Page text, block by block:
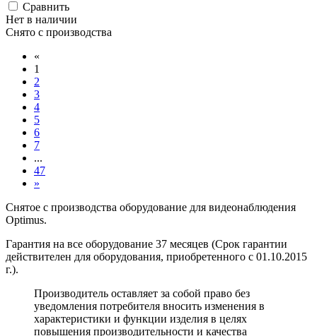
Cравнить
Нет в наличии
Снято с производства
«
1
2
3
4
5
6
7
...
47
»
Снятое с производства оборудование для видеонаблюдения
Optimus.
Гарантия на все оборудование 37 месяцев (Cрок гарантии
действителен для оборудования, приобретенного с 01.10.2015
г.).
Производитель оставляет за собой право без
уведомления потребителя вносить изменения в
характеристики и функции изделия в целях
повышения производительности и качества